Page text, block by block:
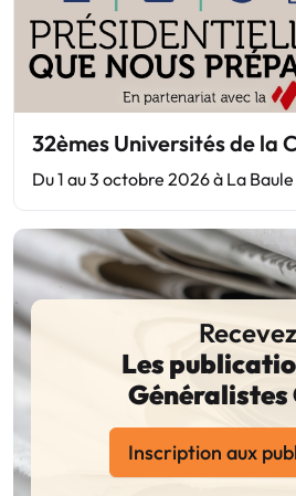
32èmes Universités de la
Du 1 au 3 octobre 2026 à La Baule
Recevez
Les
Généralistes
Inscription aux